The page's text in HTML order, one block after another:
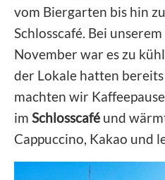
vom Biergarten bis hin
Schlosscafé. Bei
November war es zu
der Lokale hatten bereits
machten wir
im Schlosscafé und
Cappuccino, Kakao und